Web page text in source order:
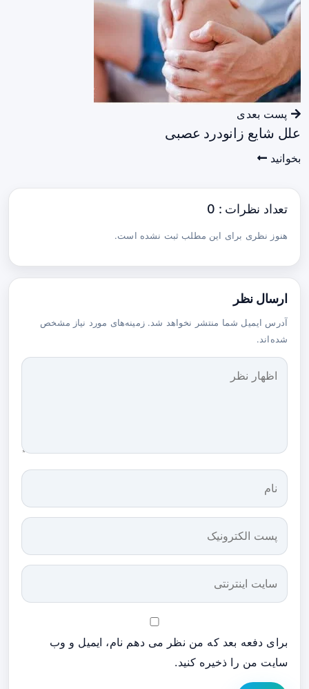
پست بعدی
علل شایع زانودرد عصبی
بخوانید
تعداد نظرات : 0
هنوز نظری برای این مطلب ثبت نشده است.
ارسال نظر
آدرس ایمیل شما منتشر نخواهد شد. زمینه‌های مورد نیاز مشخص
شده‌اند.
برای دفعه بعد که من نظر می دهم نام، ایمیل و وب
سایت من را ذخیره کنید.